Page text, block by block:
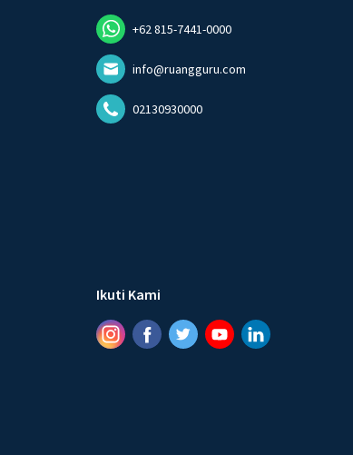
+62 815-7441-0000
info@ruangguru.com
02130930000
Ikuti Kami